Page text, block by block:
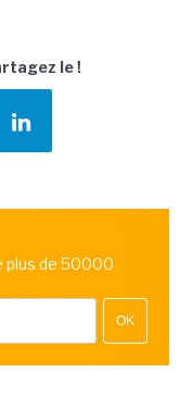
le !
plus de 50000
OK